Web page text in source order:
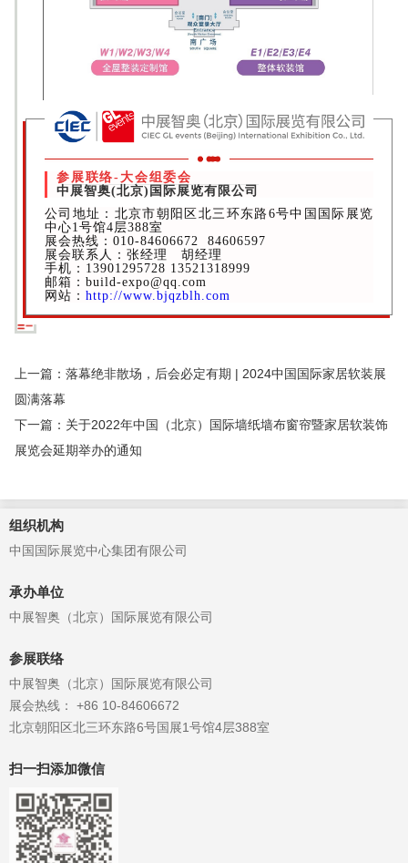
参展联络-大会组委会
中展智奥(北京)国际展览有限公司
公司地址：北京市朝阳区北三环东路6号中国国际展览
中心1号馆4层388室
展会热线：010-84606672 84606597
展会联系人：张经理 胡经理
手机：13901295728 13521318999
邮箱：build-expo@qq.com
网站： http://www.bjqzblh.com
上一篇：落幕绝非散场，后会必定有期 | 2024中国国际家居软装展
圆满落幕
下一篇：关于2022年中国（北京）国际墙纸墙布窗帘暨家居软装饰
展览会延期举办的通知
组织机构
中国国际展览中心集团有限公司
承办单位
中展智奥（北京）国际展览有限公司
参展联络
中展智奥（北京）国际展览有限公司
展会热线： +86 10-84606672
北京朝阳区北三环东路6号国展1号馆4层388室
扫一扫添加微信